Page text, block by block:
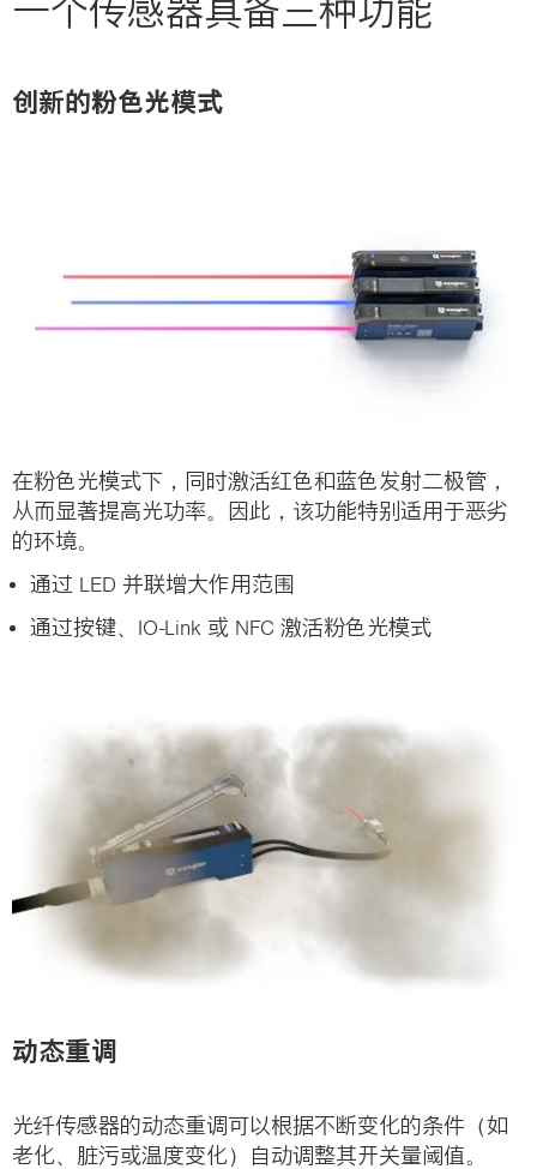
一个传感器具备三种功能
创新的粉色光模式
在粉色光模式下，同时激活红色和蓝色发射二极管，
从而显著提高光功率。因此，该功能特别适用于恶劣
的环境。
通过 LED 并联增大作用范围
通过按键、IO-Link 或 NFC 激活粉色光模式
动态重调
光纤传感器的动态重调可以根据不断变化的条件（如
老化、脏污或温度变化）自动调整其开关量阈值。